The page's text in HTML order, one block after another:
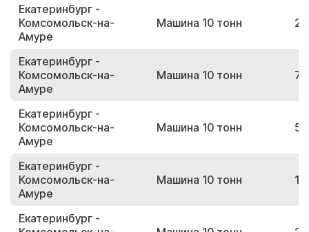
Екатеринбург -
Комсомольск-на-
Амуре
Машина 10 тонн
Екатеринбург -
Комсомольск-на-
Амуре
Машина 10 тонн
Екатеринбург -
Комсомольск-на-
Амуре
Машина 10 тонн
Екатеринбург -
Комсомольск-на-
Амуре
Машина 10 тонн
Екатеринбург -